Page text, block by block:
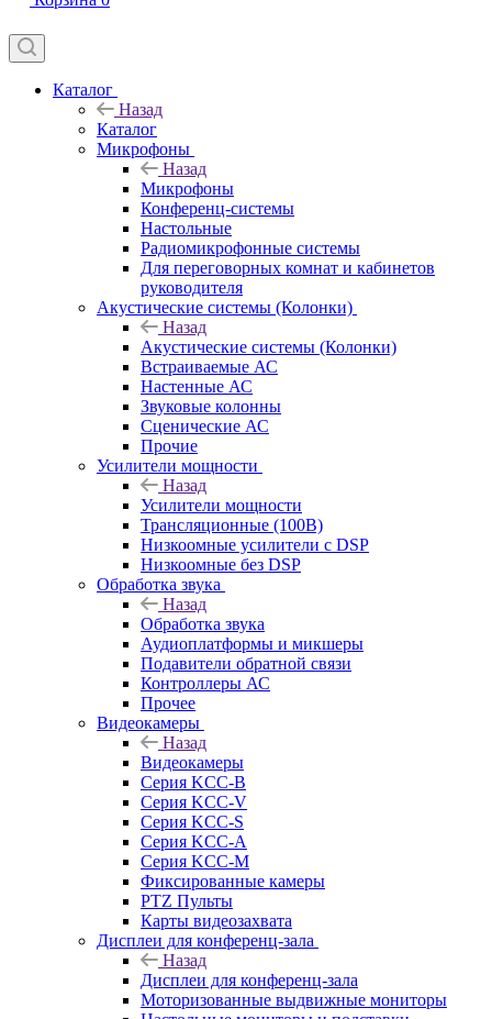
Каталог
Назад
Каталог
Микрофоны
Назад
Микрофоны
Конференц-системы
Настольные
Радиомикрофонные системы
Для переговорных комнат и кабинетов
руководителя
Акустические системы (Колонки)
Назад
Акустические системы (Колонки)
Встраиваемые АС
Настенные АС
Звуковые колонны
Сценические АС
Прочие
Усилители мощности
Назад
Усилители мощности
Трансляционные (100В)
Низкоомные усилители с DSP
Низкоомные без DSP
Обработка звука
Назад
Обработка звука
Аудиоплатформы и микшеры
Подавители обратной связи
Контроллеры АС
Прочее
Видеокамеры
Назад
Видеокамеры
Серия KCC-B
Серия KCC-V
Серия KCC-S
Серия KCC-A
Серия KCC-M
Фиксированные камеры
PTZ Пульты
Карты видеозахвата
Дисплеи для конференц-зала
Назад
Дисплеи для конференц-зала
Моторизованные выдвижные мониторы